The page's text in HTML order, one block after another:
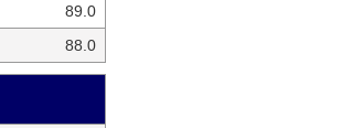
89.0
88.0